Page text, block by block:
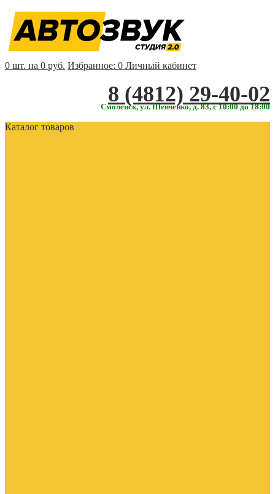
0 шт. на 0 руб. Избранное: 0 Личный кабинет
‎‎8 (4812) 29-40-02
Смоленск, ул. Шевченко, д. 83, с 10:00 до 18:00
Каталог товаров